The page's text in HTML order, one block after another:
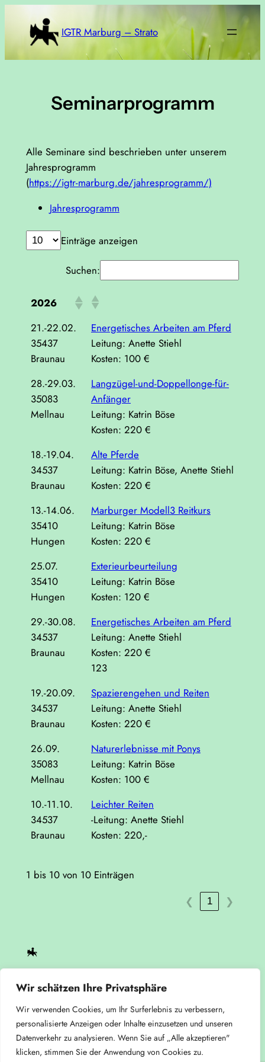
Wir schätzen Ihre Privatsphäre
Wir verwenden Cookies, um Ihr Surferlebnis zu verbessern,
personalisierte Anzeigen oder Inhalte einzusetzen und unseren
Datenverkehr zu analysieren. Wenn Sie auf „Alle akzeptieren"
klicken, stimmen Sie der Anwendung von Cookies zu.
springen
IGTR Marburg – Strato
Seminarprogramm
Alle Seminare sind beschrieben unter unserem
Jahresprogramm
(https://igtr-marburg.de/jahresprogramm/)
Jahresprogramm
Einträge anzeigen
Suchen:
2026
21.-22.02.
35437
Braunau
Energetisches Arbeiten am Pferd
Leitung: Anette Stiehl
Kosten: 100 €
28.-29.03.
35083
Mellnau
Langzügel-und-Doppellonge-für-
Anfänger
Leitung: Katrin Böse
Kosten: 220 €
18.-19.04.
34537
Braunau
Alte Pferde
Leitung: Katrin Böse, Anette Stiehl
Kosten: 220 €
13.-14.06.
35410
Hungen
Marburger Modell3 Reitkurs
Leitung: Katrin Böse
Kosten: 220 €
25.07.
35410
Hungen
Exterieurbeurteilung
Leitung: Katrin Böse
Kosten: 120 €
29.-30.08.
34537
Braunau
Energetisches Arbeiten am Pferd
Leitung: Anette Stiehl
Kosten: 220 €
123
19.-20.09.
34537
Braunau
Spazierengehen und Reiten
Leitung: Anette Stiehl
Kosten: 220 €
26.09.
35083
Mellnau
Naturerlebnisse mit Ponys
Leitung: Katrin Böse
Kosten: 100 €
10.-11.10.
34537
Braunau
Leichter Reiten
-Leitung: Anette Stiehl
Kosten: 220,-
1 bis 10 von 10 Einträgen
❮ 1 ❯
Über uns
Team
Datenschutz
Impressum
Datenschutzerklärung
Kontaktformular